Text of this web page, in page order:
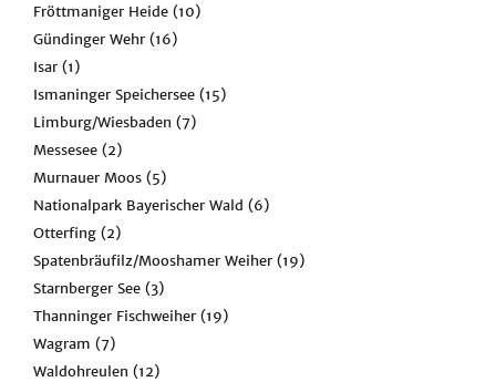
Fröttmaniger Heide (10)
Gündinger Wehr (16)
Isar (1)
Ismaninger Speichersee (15)
Limburg/Wiesbaden (7)
Messesee (2)
Murnauer Moos (5)
Nationalpark Bayerischer Wald (6)
Otterfing (2)
Spatenbräufilz/Mooshamer Weiher (19)
Starnberger See (3)
Thanninger Fischweiher (19)
Wagram (7)
Waldohreulen (12)